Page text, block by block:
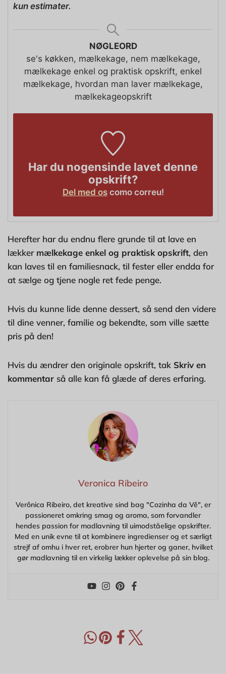
kun estimater.
NØGLEORD
se's køkken, mælkekage, nem mælkekage,
mælkekage enkel og praktisk opskrift, enkel
mælkekage, hvordan man laver mælkekage,
mælkekageopskrift
Har du nogensinde lavet denne
opskrift?
Del med oscomo correu!
Herefter har du endnu flere grunde til at lave en
lækker mælkekage enkel og praktisk opskrift, den
kan laves til en familiesnack, til fester eller endda for
at sælge og tjene nogle ret fede penge.
Hvis du kunne lide denne dessert, så send den videre
til dine venner, familie og bekendte, som ville sætte
pris på den!
Hvis du ændrer den originale opskrift, tak Skriv en
kommentar så alle kan få glæde af deres erfaring.
Veronica Ribeiro
Verônica Ribeiro, det kreative sind bag "Cozinha da Vê", er
passioneret omkring smag og aroma, som forvandler
hendes passion for madlavning til uimodståelige opskrifter.
Med en unik evne til at kombinere ingredienser og et særligt
strejf af omhu i hver ret, erobrer hun hjerter og ganer, hvilket
gør madlavning til en virkelig lækker oplevelse på sin blog.